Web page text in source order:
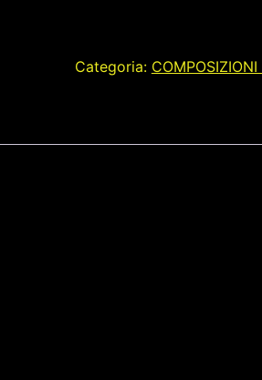
Categoria: COMPOSIZIONI